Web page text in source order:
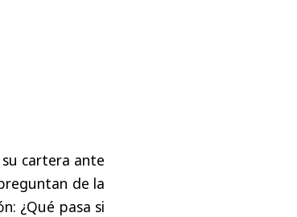
cartera ante
de la
¿Qué pasa si